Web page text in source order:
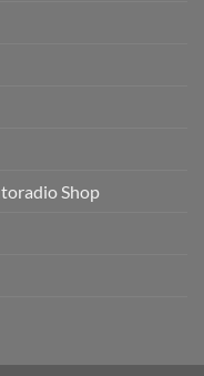
Shop